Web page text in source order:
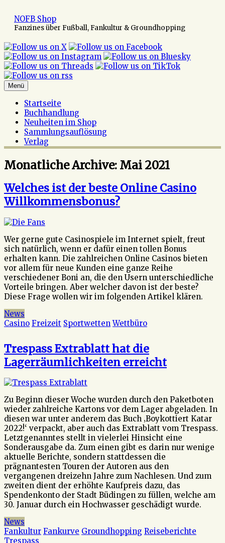
Inhalt
springen
NOFB Shop
Fanzines über Fußball, Fankultur & Groundhopping
Menü
Startseite
Buchhandlung
Neuheiten im Shop
Sammlungsauflösung
Verlag
Monatliche Archive: Mai 2021
Welches ist der beste Online Casino
Willkommensbonus?
Wer gerne gute Casinospiele im Internet spielt, freut
sich natürlich, wenn er dafür einen tollen Bonus
erhalten kann. Die zahlreichen Online Casinos bieten
vor allem für neue Kunden eine ganze Reihe
verschiedener Boni an, die den Usern unterschiedliche
Vorteile bringen. Aber welcher davon ist der beste?
Diese Frage wollen wir im folgenden Artikel klären.
News
Casino Freizeit Sportwetten Wettbüro
Trespass Extrablatt hat die
Lagerräumlichkeiten erreicht
Zu Beginn dieser Woche wurden durch den Paketboten
wieder zahlreiche Kartons vor dem Lager abgeladen. In
diesen war unter anderem das Buch ‚Boykottiert Katar
2022!‘ verpackt, aber auch das Extrablatt vom Trespass.
Letztgenanntes stellt in vielerlei Hinsicht eine
Sonderausgabe da. Zum einen gibt es darin nur wenige
aktuelle Berichte, sondern stattdessen die
prägnantesten Touren der Autoren aus den
vergangenen dreizehn Jahre zum Nachlesen. Und zum
zweiten dient der erhöhte Kaufpreis dazu, das
Spendenkonto der Stadt Büdingen zu füllen, welche am
30. Januar durch ein Hochwasser geschädigt wurde.
News
Fankultur Fankurve Groundhopping Reiseberichte
Trespass